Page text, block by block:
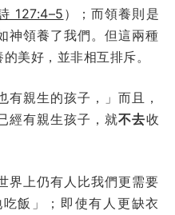
127:4–5）；而領養則是
神領養了我們。但這兩種
美好，並非相互排斥。
有親生的孩子，」而且，
經有親生孩子，就不去收
界上仍有人比我們更需要
飯」；即使有人更缺衣